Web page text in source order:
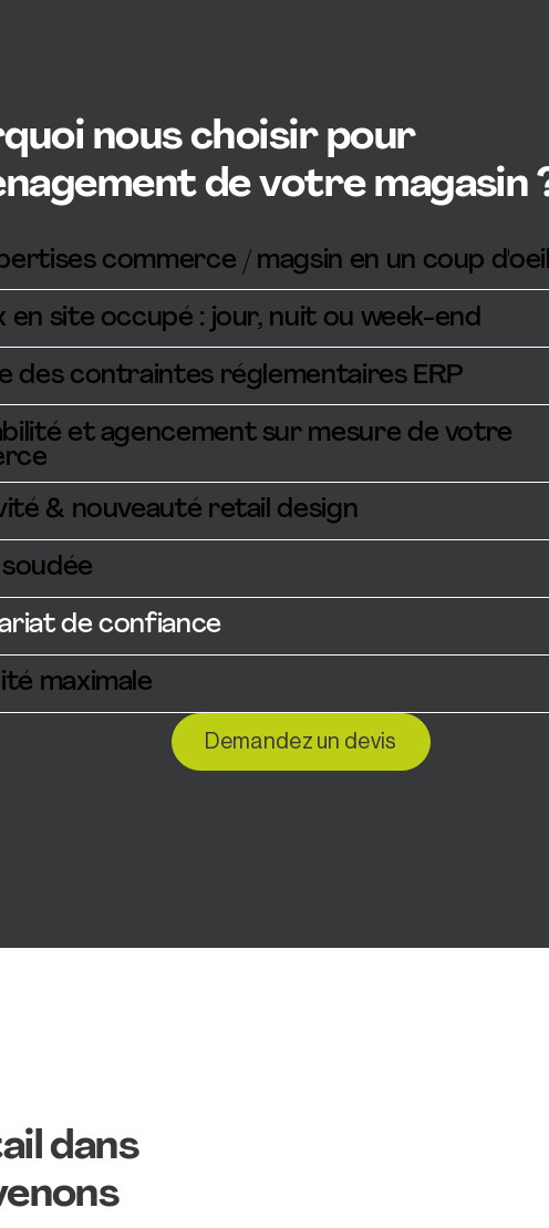
nous choisir pour
de votre magasin
commerce / magsin en un coup
en site occupé : jour, nuit ou week-end
des contraintes réglementaires ERP
et agencement sur mesure de votre
& nouveauté retail design
de confiance
maximale
Demandez un devis
dans